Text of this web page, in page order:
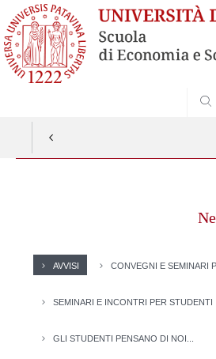
AVVISI CONVEGNI E SEMINARI
SEMINARI E INCONTRI PER STUDENTI
GLI STUDENTI PENSANO DI NOI...